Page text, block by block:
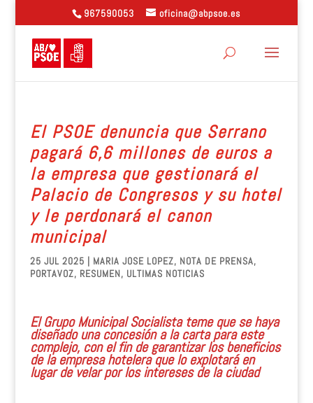
967590053 oficina@abpsoe.es
El PSOE denuncia que Serrano
pagará 6,6 millones de euros a
la empresa que gestionará el
Palacio de Congresos y su hotel
y le perdonará el canon
municipal
25 JUL 2025 | MARIA JOSE LOPEZ, NOTA DE PRENSA,
PORTAVOZ, RESUMEN, ULTIMAS NOTICIAS
El Grupo Municipal Socialista teme que se haya
diseñado una concesión a la carta para este
complejo, con el fin de garantizar los beneficios
de la empresa hotelera que lo explotará en
lugar de velar por los intereses de la ciudad